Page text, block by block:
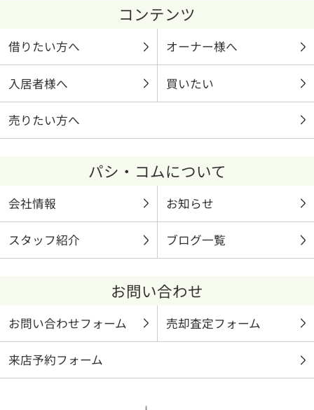
コンテンツ
借りたい方へ オーナー様へ
入居者様へ 買いたい
売りたい方へ
パシ・コムについて
会社情報 お知らせ
スタッフ紹介 ブログ一覧
お問い合わせ
お問い合わせフォーム 売却査定フォーム
来店予約フォーム